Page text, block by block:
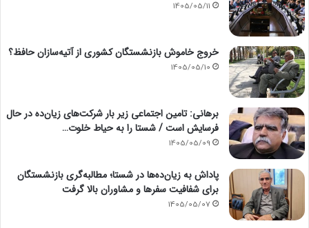
1405/05/11
خروج خاموش بازنشستگان کشوری از آتیه‌سازان حافظ؟
1405/05/10
برهانی: تامین اجتماعی زیر بار شرکت‌های زیان‌ده در حال
فرسایش است / شستا را به حیاط خلوت…
1405/05/09
پاداش به زیان‌ده‌ها در شستا؛ مطالبه‌گری بازنشستگان
برای شفافیت سفرها و مشاوران بالا گرفت
1405/05/07